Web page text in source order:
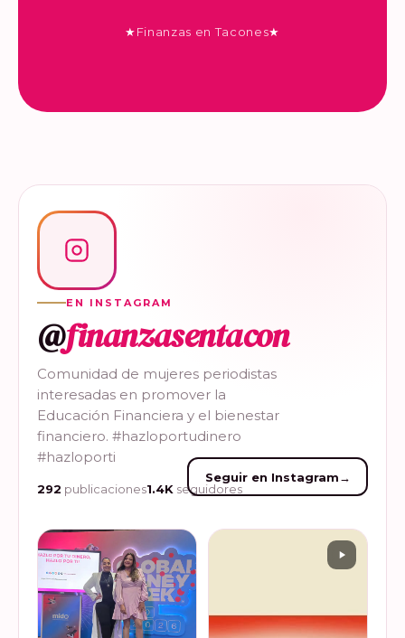
★Finanzas en Tacones★
EN INSTAGRAM
@finanzasentacon
Comunidad de mujeres periodistas
interesadas en promover la
Educación Financiera y el bienestar
financiero. #hazloportudinero
#hazloporti
292 publicaciones1.4K seguidores
Seguir en Instagram→